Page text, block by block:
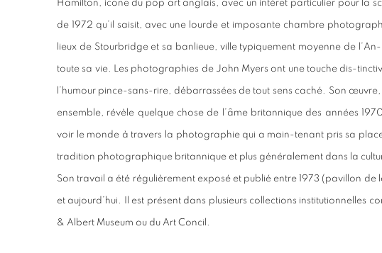
Hamilton, icone du pop art anglais, avec un intérêt particulier pour la
de 1972 qu’il saisit, avec une lourde et imposante chambre
lieux de Stourbridge et sa banlieue, ville typiquement moyenne de
toute sa vie. Les photographies de John Myers ont une touche dis-
l’humour pince-sans-rire, débarrassées de tout sens caché. Son
ensemble, révèle quelque chose de l’âme britannique des années
voir le monde à travers la photographie qui a main-tenant pris sa
tradition photographique britannique et plus généralement dans la
Son travail a été régulièrement exposé et publié entre 1973 (pavillon de
et aujourd’hui. Il est présent dans plusieurs collections institutionnelles
& Albert Museum ou du Art Concil.